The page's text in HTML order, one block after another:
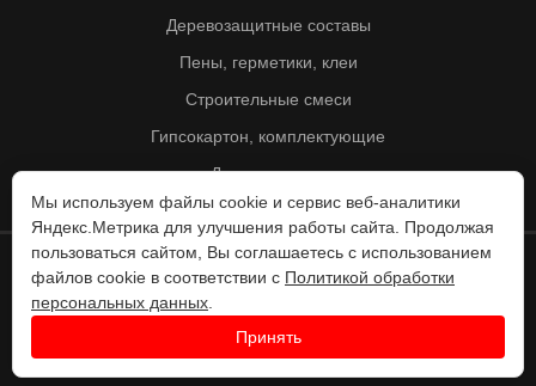
Деревозащитные составы
Пены, герметики, клеи
Строительные смеси
Гипсокартон, комплектующие
Другие товары
© Колорит 1995 - 2026
Разработка веб-сайта -
Мы используем файлы cookie и сервис веб-аналитики
Яндекс.Метрика для улучшения работы сайта. Продолжая
пользоваться сайтом, Вы соглашаетесь с использованием
файлов cookie в соответствии с Политикой обработки
персональных данных
Принять